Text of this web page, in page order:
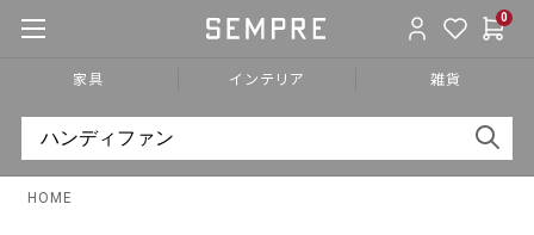
0
家具 インテリア 雑貨
HOME